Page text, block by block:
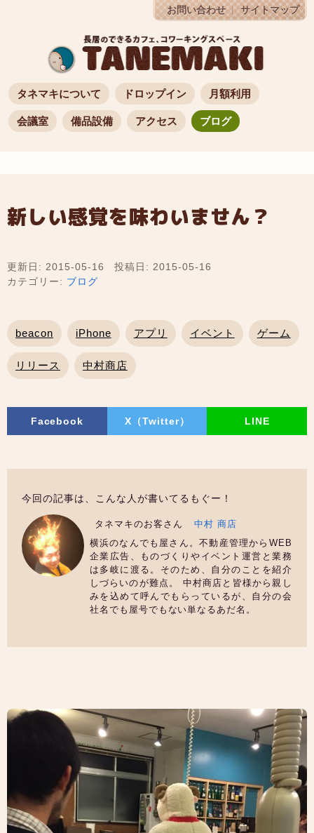
タネマキについて ドロップイン 月額利用
会議室 備品設備 アクセス ブログ
お問い合わせ サイトマップ
新しい感覚を味わいません？
更新日: 2015-05-16
投稿日: 2015-05-16
カテゴリー: ブログ
beacon iPhone アプリ イベント ゲーム
リリース 中村商店
Facebook X（Twitter） LINE
今回の記事は、こんな人が書いてるもぐー！
タネマキのお客さん
中村 商店
横浜のなんでも屋さん。不動産管理からWEB
企業広告、ものづくりやイベント運営と業務
は多岐に渡る。そのため、自分のことを紹介
しづらいのが難点。 中村商店と皆様から親し
みを込めて呼んでもらっているが、自分の会
社名でも屋号でもない単なるあだ名。